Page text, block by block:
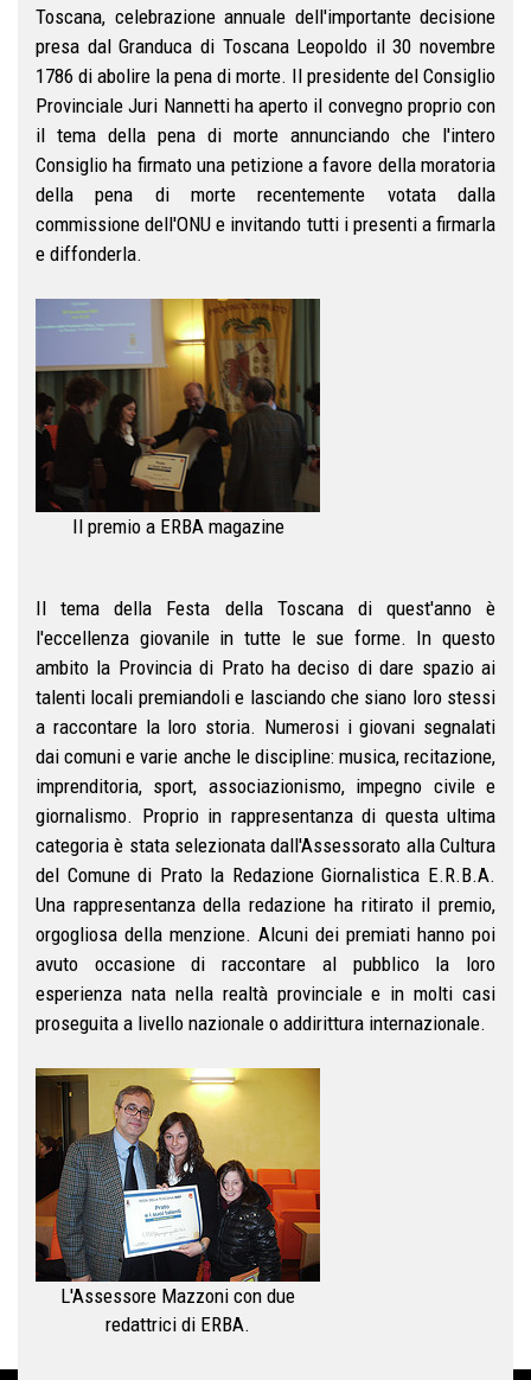
Toscana, celebrazione annuale dell'importante decisione
presa dal Granduca di Toscana Leopoldo il 30 novembre
1786 di abolire la pena di morte. Il presidente del Consiglio
Provinciale Juri Nannetti ha aperto il convegno proprio con
il tema della pena di morte annunciando che l'intero
Consiglio ha firmato una petizione a favore della moratoria
della pena di morte recentemente votata dalla
commissione dell'ONU e invitando tutti i presenti a firmarla
e diffonderla.
Il premio a ERBA magazine
Il tema della Festa della Toscana di quest'anno è
l'eccellenza giovanile in tutte le sue forme. In questo
ambito la Provincia di Prato ha deciso di dare spazio ai
talenti locali premiandoli e lasciando che siano loro stessi
a raccontare la loro storia. Numerosi i giovani segnalati
dai comuni e varie anche le discipline: musica, recitazione,
imprenditoria, sport, associazionismo, impegno civile e
giornalismo. Proprio in rappresentanza di questa ultima
categoria è stata selezionata dall'Assessorato alla Cultura
del Comune di Prato la Redazione Giornalistica E.R.B.A.
Una rappresentanza della redazione ha ritirato il premio,
orgogliosa della menzione. Alcuni dei premiati hanno poi
avuto occasione di raccontare al pubblico la loro
esperienza nata nella realtà provinciale e in molti casi
proseguita a livello nazionale o addirittura internazionale.
L'Assessore Mazzoni con due
redattrici di ERBA.